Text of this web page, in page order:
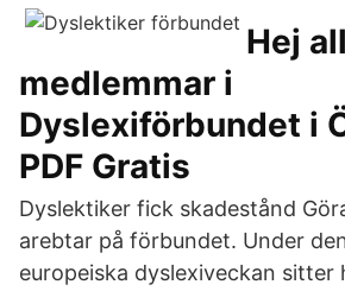
Hej
medlemmar i
Dyslexiförbundet i
PDF Gratis
Dyslektiker fick skadestånd
arebtar på förbundet. Under
europeiska dyslexiveckan sitter